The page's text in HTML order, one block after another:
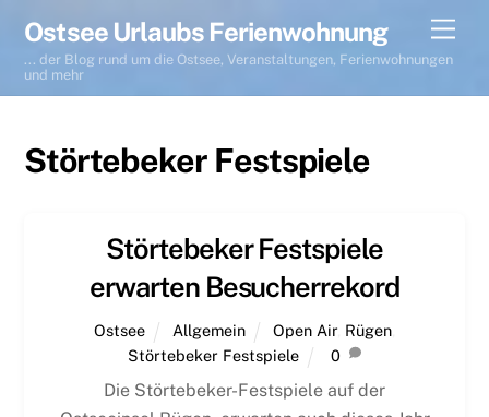
content
Ostsee Urlaubs Ferienwohnung
... der Blog rund um die Ostsee, Veranstaltungen, Ferienwohnungen
und mehr
Störtebeker Festspiele
Störtebeker Festspiele
erwarten Besucherrekord
Ostsee Allgemein Open Air, Rügen
Störtebeker Festspiele
0
Die Störtebeker-Festspiele auf der